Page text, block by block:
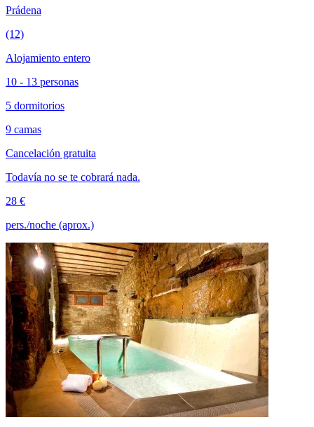
Prádena
(12)
Alojamiento entero
10 - 13 personas
5 dormitorios
9 camas
Cancelación gratuita
Todavía no se te cobrará nada.
28 €
pers./noche (aprox.)